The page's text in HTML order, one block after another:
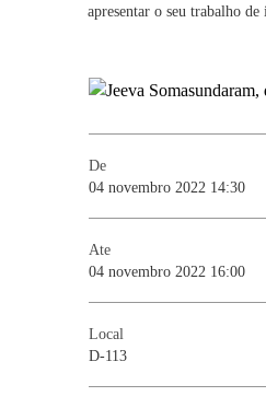
WHAT'S HAPPENING
apresentar o seu trabalho de
De
04 novembro 2022 14:30
Ate
04 novembro 2022 16:00
Local
D-113